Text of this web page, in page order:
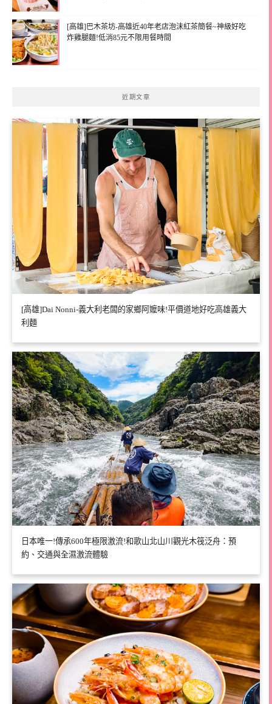
[高雄]巴木茶坊-高雄近40年老店泡沫紅茶簡餐~神級好吃
炸雞腿麵!低消85元不限用餐時間
近期文章
[高雄]Dai Nonni-義大利老闆的家鄉阿嬤味!平價道地好吃高雄義大
利麵
日本唯一!傳承600年極限激流!和歌山北山川觀光木筏泛舟：預
約、交通與全濕激流體驗